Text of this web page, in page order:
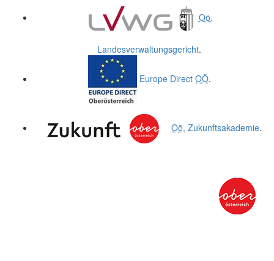
Oö.
Landesverwaltungsgericht.
Europe Direct OÖ.
Oö. Zukunftsakademie.